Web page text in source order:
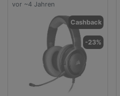
vor ~4 Jahren
Cashback
-23%